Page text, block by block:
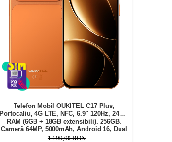
Telefon Mobil OUKITEL C17 Plus,
Portocaliu, 4G LTE, NFC, 6.9" 120Hz, 24GB
RAM (6GB + 18GB extensibili), 256GB,
Cameră 64MP, 5000mAh, Android 16, Dual
SIM
1.199,00 RON